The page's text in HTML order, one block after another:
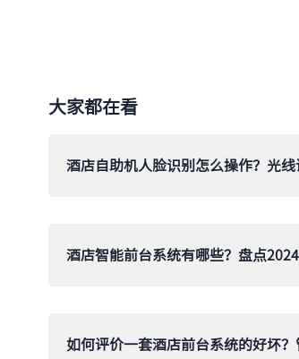
大家都在看
酒店自助机人脸识别怎么操作？光